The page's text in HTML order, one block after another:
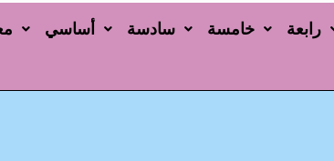
أساسي سادسة خامسة رابعة